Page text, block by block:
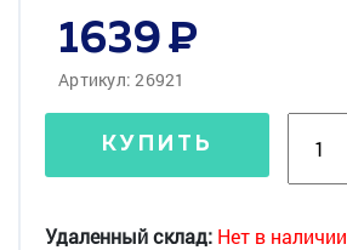
1639
Артикул: 26921
КУПИТЬ
Удаленный склад: Нет в наличии